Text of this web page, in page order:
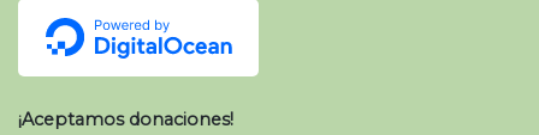
¡Aceptamos donaciones!